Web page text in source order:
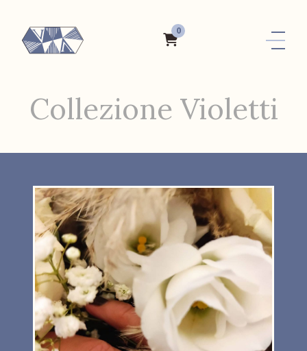
0
Collezione Violetti